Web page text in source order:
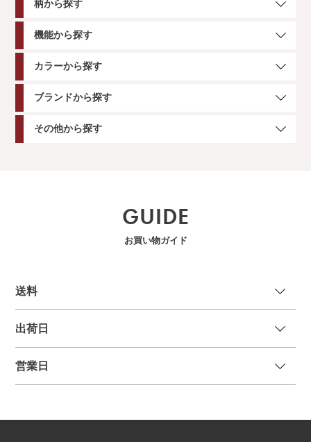
柄から探す
機能から探す
カラーから探す
ブランドから探す
その他から探す
GUIDE
お買い物ガイド
送料
出荷日
営業日